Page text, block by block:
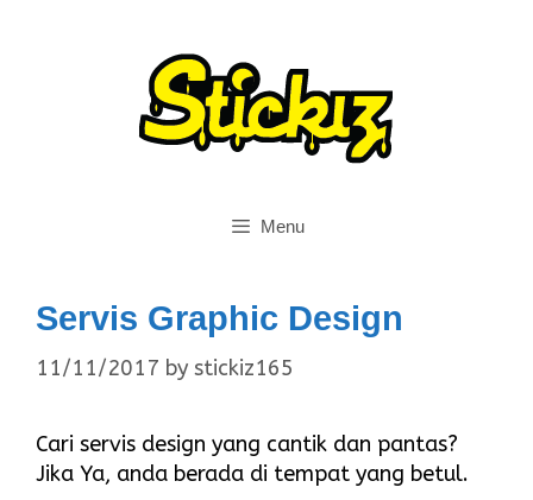
Menu
Servis Graphic Design
11/11/2017 by stickiz165
Cari servis design yang cantik dan pantas?
Jika Ya, anda berada di tempat yang betul.